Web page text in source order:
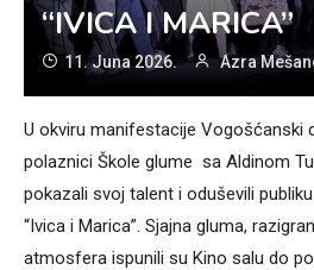
“IVICA I MARICA”
11. Juna 2026. Azra
U okviru manifestacije Vogošćanski
polaznici Škole glume sa Aldinom
pokazali svoj talent i oduševili
“Ivica i Marica”. Sjajna gluma,
atmosfera ispunili su Kino salu do